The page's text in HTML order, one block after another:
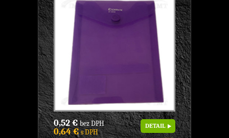
0,52 €bez DPH
0,64 €s DPH
DETAIL